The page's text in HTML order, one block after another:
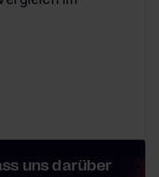
uns darüber